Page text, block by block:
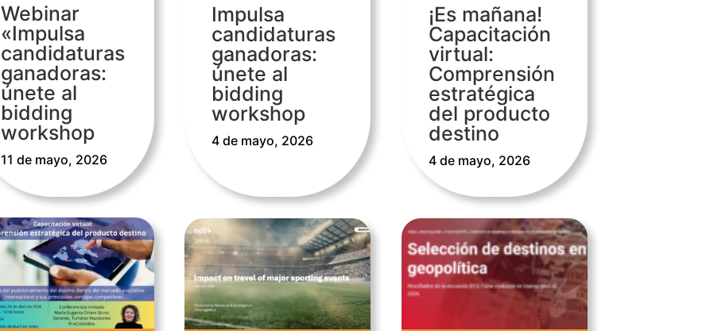
Webinar
«Impulsa
candidaturas
ganadoras:
únete al
bidding
workshop
11 de mayo, 2026
Impulsa
candidaturas
ganadoras:
únete al
bidding
workshop
4 de mayo, 2026
¡Es mañana!
Capacitación
virtual:
Comprensión
estratégica
del producto
destino
4 de mayo, 2026